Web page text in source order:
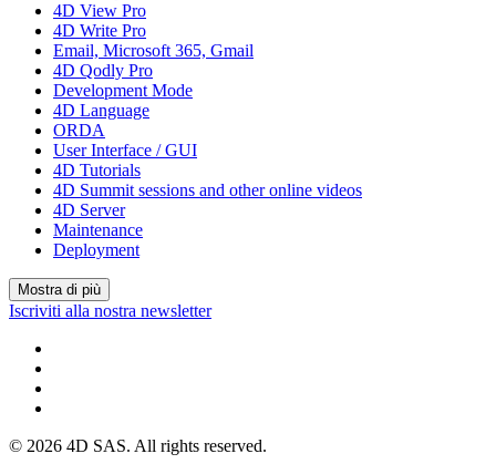
4D View Pro
4D Write Pro
Email, Microsoft 365, Gmail
4D Qodly Pro
Development Mode
4D Language
ORDA
User Interface / GUI
4D Tutorials
4D Summit sessions and other online videos
4D Server
Maintenance
Deployment
Mostra di più
Iscriviti alla nostra newsletter
© 2026 4D SAS. All rights reserved.